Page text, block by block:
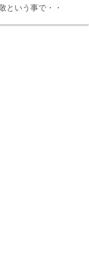
という事で・・